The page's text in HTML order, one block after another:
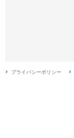
プライバシーポリシー